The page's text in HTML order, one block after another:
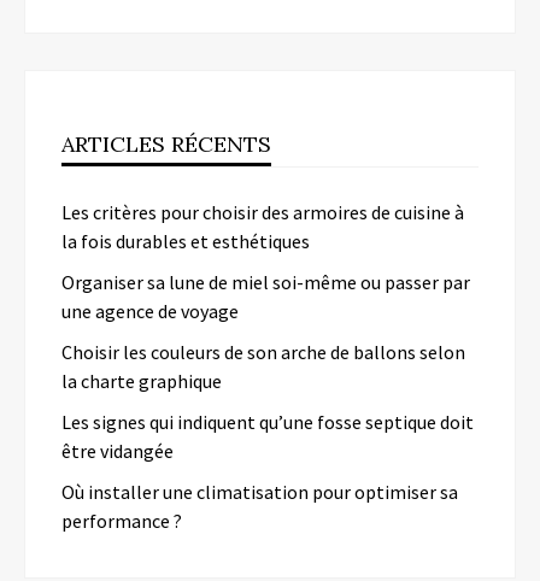
ARTICLES RÉCENTS
Les critères pour choisir des armoires de cuisine à
la fois durables et esthétiques
Organiser sa lune de miel soi-même ou passer par
une agence de voyage
Choisir les couleurs de son arche de ballons selon
la charte graphique
Les signes qui indiquent qu’une fosse septique doit
être vidangée
Où installer une climatisation pour optimiser sa
performance ?